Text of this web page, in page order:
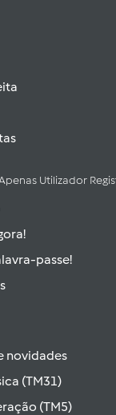
Utilizador
passe!
novidades
(TM31)
(TM5)